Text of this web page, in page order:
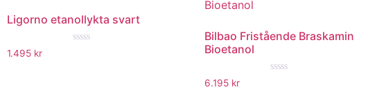
Ligorno etanollykta svart
1.495 kr
Bilbao Fristående Braskamin
Bioetanol
6.195 kr